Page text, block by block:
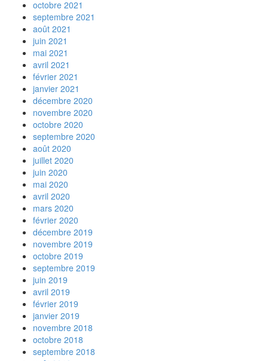
octobre 2021
septembre 2021
août 2021
juin 2021
mai 2021
avril 2021
février 2021
janvier 2021
décembre 2020
novembre 2020
octobre 2020
septembre 2020
août 2020
juillet 2020
juin 2020
mai 2020
avril 2020
mars 2020
février 2020
décembre 2019
novembre 2019
octobre 2019
septembre 2019
juin 2019
avril 2019
février 2019
janvier 2019
novembre 2018
octobre 2018
septembre 2018